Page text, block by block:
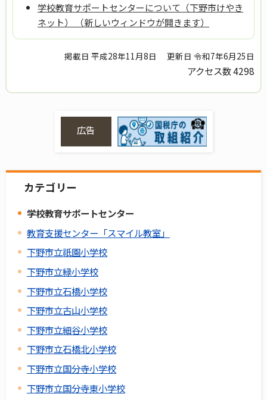
学校教育サポートセンターについて（下野市けやき
ネット） （新しいウィンドウが開きます）
掲載日 平成28年11月8日 更新日 令和7年6月25日
アクセス数4298
広告
カテゴリー
学校教育サポートセンター
教育支援センター「スマイル教室」
下野市立祇園小学校
下野市立緑小学校
下野市立石橋小学校
下野市立古山小学校
下野市立細谷小学校
下野市立石橋北小学校
下野市立国分寺小学校
下野市立国分寺東小学校